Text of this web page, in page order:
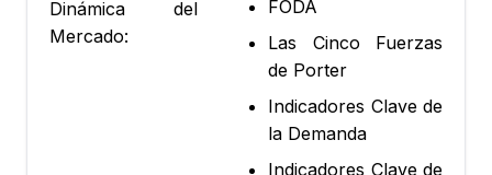
Dinámica del
Mercado:
FODA
Las Cinco Fuerzas
de Porter
Indicadores Clave de
la Demanda
Indicadores Clave de